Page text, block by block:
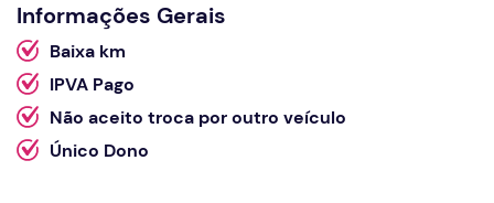
Informações Gerais
Baixa km
IPVA Pago
Não aceito troca por outro veículo
Único Dono